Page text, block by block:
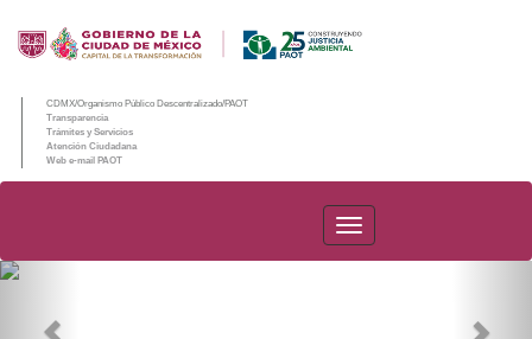
CDMX/Organismo Público Descentralizado/PAOT
Transparencia
Trámites y Servicios
Atención Ciudadana
Web e-mail PAOT
PAOT